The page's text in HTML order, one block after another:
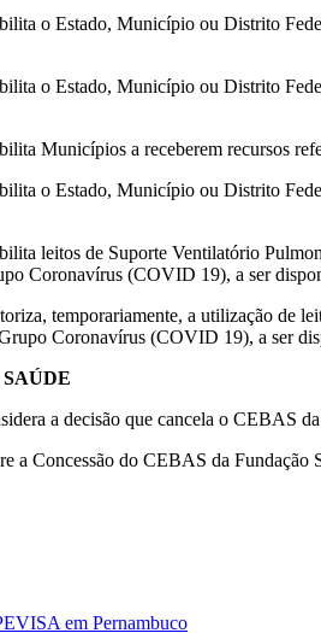
o Estado, Município ou Distrito
o Estado, Município ou Distrito
Municípios a receberem recursos
o Estado, Município ou Distrito
leitos de Suporte Ventilatório
Coronavírus (COVID 19), a ser
temporariamente, a utilização de
Coronavírus (COVID 19), a ser
a decisão que cancela o CEBAS
a Concessão do CEBAS da Fundação